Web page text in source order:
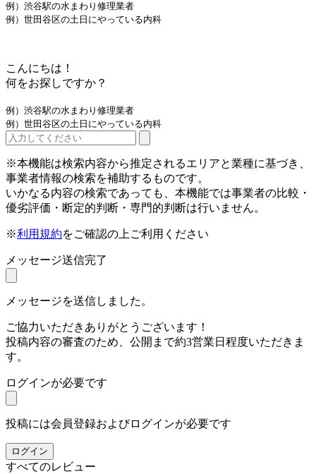
例）渋谷駅の水まわり修理業者
例）世田谷区の土日にやっている内科
こんにちは！
何をお探しですか？
例）渋谷駅の水まわり修理業者
例）世田谷区の土日にやっている内科
※本機能は検索内容から推定されるエリアと業種に基づき、
事業者情報の検索を補助するものです。
いかなる内容の検索であっても、本機能では事業者の比較・
優劣評価・断定的判断・専門的判断は行いません。
※利用規約をご確認の上ご利用ください
メッセージ送信完了
メッセージを送信しました。
ご協力いただきありがとうございます！
投稿内容の審査のため、公開まで約3営業日程度いただきま
す。
ログインが必要です
投稿には会員登録およびログインが必要です
ログイン
すべてのレビュー